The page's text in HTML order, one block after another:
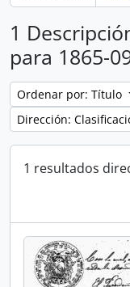
1
para 1865-
Ordenar por: Título
Dirección:
1 resultados